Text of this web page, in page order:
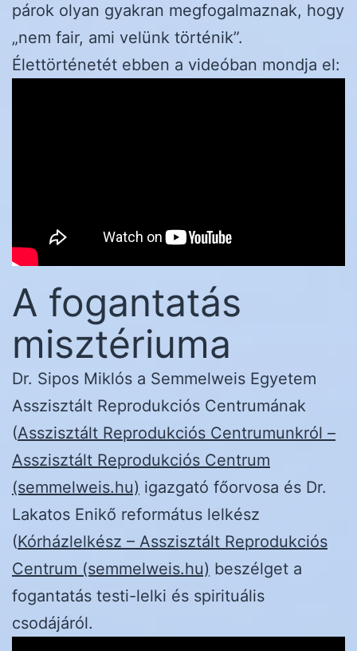
párok olyan gyakran megfogalmaznak, hogy
„nem fair, ami velünk történik”.
Élettörténetét ebben a videóban mondja el:
A fogantatás
misztériuma
Dr. Sipos Miklós a Semmelweis Egyetem
Asszisztált Reprodukciós Centrumának
(Asszisztált Reprodukciós Centrumunkról –
Asszisztált Reprodukciós Centrum
(semmelweis.hu) igazgató főorvosa és Dr.
Lakatos Enikő református lelkész
(Kórházlelkész – Asszisztált Reprodukciós
Centrum (semmelweis.hu) beszélget a
fogantatás testi-lelki és spirituális
csodájáról.